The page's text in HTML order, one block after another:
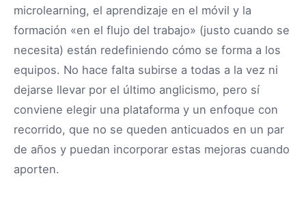
microlearning, el aprendizaje en el móvil y la
formación «en el flujo del trabajo» (justo cuando se
necesita) están redefiniendo cómo se forma a los
equipos. No hace falta subirse a todas a la vez ni
dejarse llevar por el último anglicismo, pero sí
conviene elegir una plataforma y un enfoque con
recorrido, que no se queden anticuados en un par
de años y puedan incorporar estas mejoras cuando
aporten.